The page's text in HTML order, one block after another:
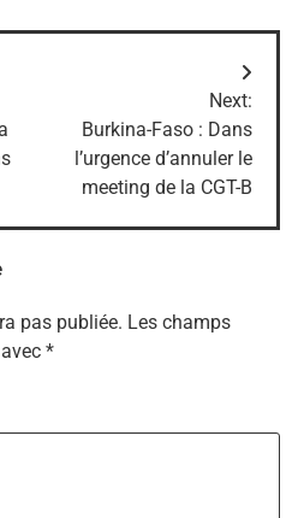
Next:
Burkina-Faso : Dans
l’urgence d’annuler le
meeting de la CGT-B
pas publiée. Les champs
*